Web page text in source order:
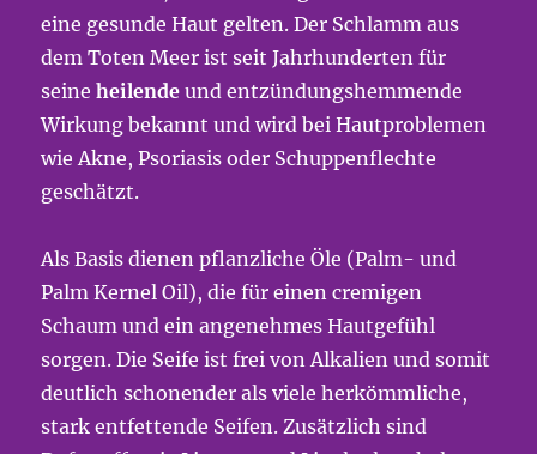
eine gesunde Haut gelten. Der Schlamm aus
dem Toten Meer ist seit Jahrhunderten für
seineheilende und entzündungshemmende
Wirkung bekannt und wird bei Hautproblemen
wie Akne, Psoriasis oder Schuppenflechte
geschätzt.
Als Basis dienen pflanzliche Öle (Palm- und
Palm Kernel Oil), die für einen cremigen
Schaum und ein angenehmes Hautgefühl
sorgen. Die Seife ist frei von Alkalien und somit
deutlich schonender als viele herkömmliche,
stark entfettende Seifen. Zusätzlich sind